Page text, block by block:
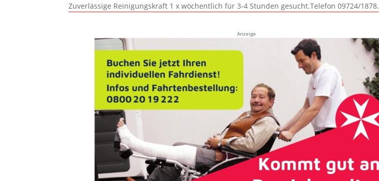
Zuverlässige Reinigungskraft 1 x wöchentlich für 3-4 Stunden gesucht.Telefon 09724/1878.
Anzeige